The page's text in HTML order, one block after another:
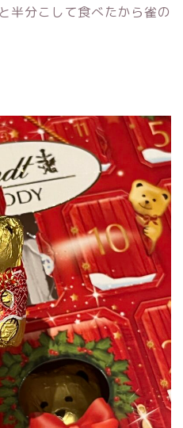
半分こして食べたから雀の